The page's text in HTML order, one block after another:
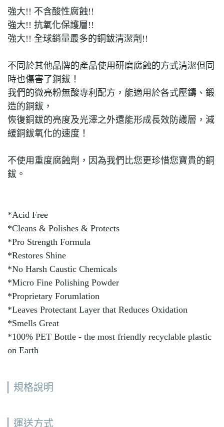
強大!! 不含酸性腐蝕!!
強大!! 抗氧化保護層!!
強大!! 全球銷量最多的銅鈸清潔劑!!
不同於其他品牌的產品使用研磨腐蝕的方式清潔但同
時也傷害了銅鈸！
我們的微亮粉無酸專利配方，能適用於各式壓鑄、鍛
造的銅鈸，
恢復銅鈸的亮度及光澤之外還能形成長效防護層，減
緩銅鈸氧化的速度！
不使用重度腐蝕劑，因為我們比您更珍惜您寶貴的銅
鈸。
*Acid Free
*Cleans & Polishes & Protects
*Pro Strength Formula
*Restores Shine
*No Harsh Caustic Chemicals
*Micro Fine Polishing Powder
*Proprietary Forumlation
*Leaves Protectant Layer that Reduces Oxidation
*Smells Great
*100% PET Bottle - the most friendly recyclable plastic
on Earth
規格說明
運送方式